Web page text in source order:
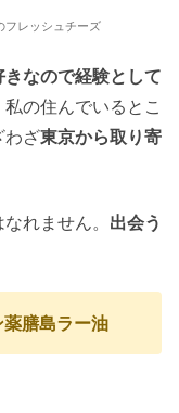
フレッシュチーズ
きなので経験として
の住んでいるとこ
わざ東京から取り寄
れません。 出会う
膳島ラー油